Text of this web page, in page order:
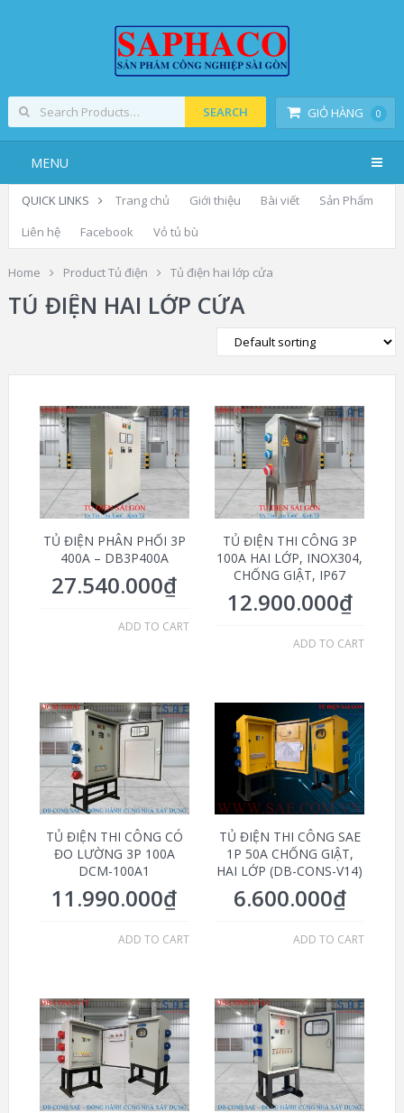
GIỎ HÀNG 0
SEARCH
MENU
QUICK LINKS Trang chủ Giới thiệu Bài viết
Sản Phẩm
Liên hệ
Facebook Vỏ tủ bù
Home Product Tủ điện Tủ điện hai lớp cửa
TỦ ĐIỆN HAI LỚP CỬA
TỦ ĐIỆN PHÂN PHỐI 3P
400A – DB3P400A
27.540.000₫
ADD TO CART
TỦ ĐIỆN THI CÔNG 3P
100A HAI LỚP, INOX304,
CHỐNG GIẬT, IP67
12.900.000₫
ADD TO CART
TỦ ĐIỆN THI CÔNG CÓ
ĐO LƯỜNG 3P 100A
DCM-100A1
11.990.000₫
ADD TO CART
TỦ ĐIỆN THI CÔNG SAE
1P 50A CHỐNG GIẬT,
HAI LỚP (DB-CONS-V14)
6.600.000₫
ADD TO CART